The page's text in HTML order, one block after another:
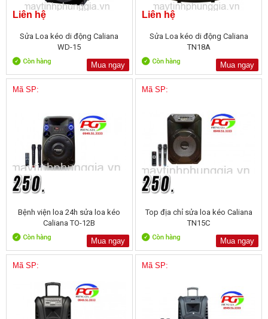
Liên hệ
Sửa Loa kéo di động Caliana
WD-15
Mua ngay
Liên hệ
Sửa Loa kéo di động Caliana
TN18A
Mua ngay
Mã SP:
Bệnh viện loa 24h sửa loa kéo
Caliana TO-12B
Mua ngay
Mã SP:
Top địa chỉ sửa loa kéo Caliana
TN15C
Mua ngay
Mã SP: Mã SP: